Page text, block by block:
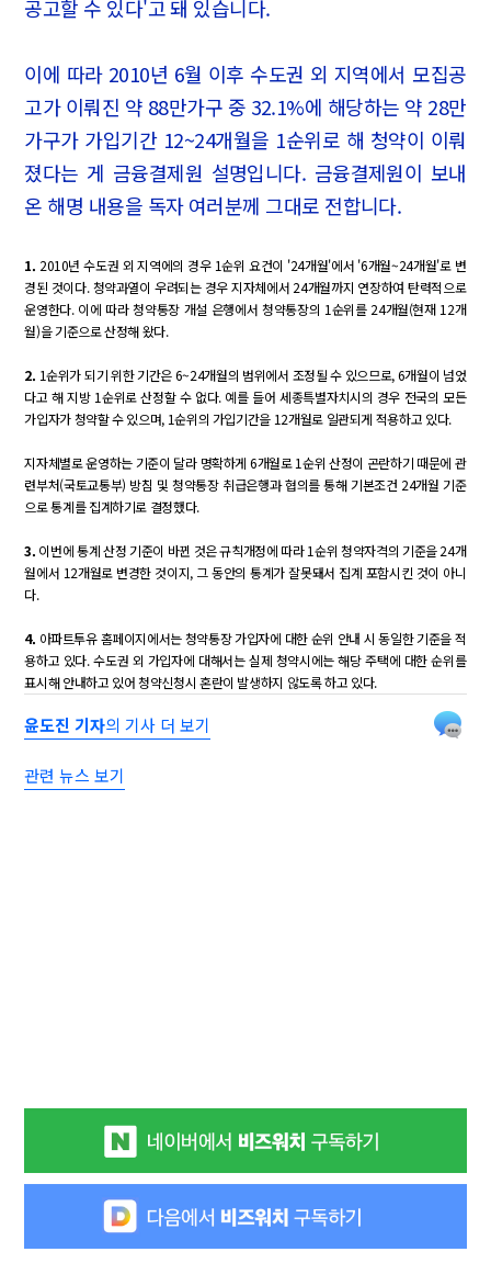
공고할 수 있다'고 돼 있습니다.
이에 따라 2010년 6월 이후 수도권 외 지역에서 모집공
고가 이뤄진 약 88만가구 중 32.1%에 해당하는 약 28만
가구가 가입기간 12~24개월을 1순위로 해 청약이 이뤄
졌다는 게 금융결제원 설명입니다. 금융결제원이 보내
온 해명 내용을 독자 여러분께 그대로 전합니다.
1. 2010년 수도권 외 지역에의 경우 1순위 요건이 '24개월'에서 '6개월~24개월'로 변
경된 것이다. 청약과열이 우려되는 경우 지자체에서 24개월까지 연장하여 탄력적으로
운영한다. 이에 따라 청약통장 개설 은행에서 청약통장의 1순위를 24개월(현재 12개
월)을 기준으로 산정해 왔다.
2. 1순위가 되기 위한 기간은 6~24개월의 범위에서 조정될 수 있으므로, 6개월이 넘었
다고 해 지방 1순위로 산정할 수 없다. 예를 들어 세종특별자치시의 경우 전국의 모든
가입자가 청약할 수 있으며, 1순위의 가입기간을 12개월로 일관되게 적용하고 있다.
지자체별로 운영하는 기준이 달라 명확하게 6개월로 1순위 산정이 곤란하기 때문에 관
련부처(국토교통부) 방침 및 청약통장 취급은행과 협의를 통해 기본조건 24개월 기준
으로 통계를 집계하기로 결정했다.
3. 이번에 통계 산정 기준이 바뀐 것은 규칙개정에 따라 1순위 청약자격의 기준을 24개
월에서 12개월로 변경한 것이지, 그 동안의 통계가 잘못돼서 집계 포함시킨 것이 아니
다.
4. 아파트투유 홈페이지에서는 청약통장 가입자에 대한 순위 안내 시 동일한 기준을 적
용하고 있다. 수도권 외 가입자에 대해서는 실제 청약시에는 해당 주택에 대한 순위를
표시해 안내하고 있어 청약신청시 혼란이 발생하지 않도록 하고 있다.
윤도진 기자의 기사 더 보기
관련 뉴스 보기